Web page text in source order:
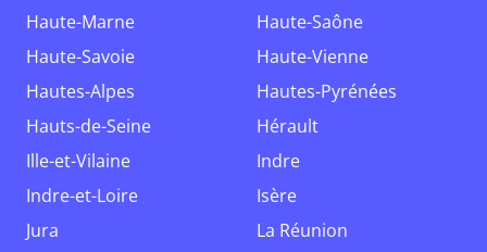
Haute-Marne
Haute-Saône
Haute-Savoie
Haute-Vienne
Hautes-Alpes
Hautes-Pyrénées
Hauts-de-Seine
Hérault
Ille-et-Vilaine
Indre
Indre-et-Loire
Isère
Jura
La Réunion